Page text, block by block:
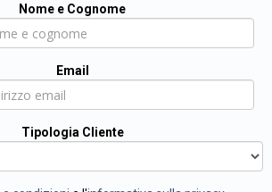
Nome e Cognome
Email
Tipologia Cliente